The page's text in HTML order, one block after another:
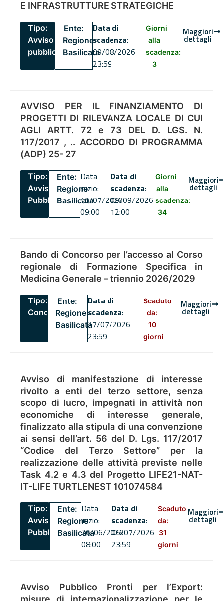
E INFRASTRUTTURE STRATEGICHE
Tipo:
Avviso
pubblico
Ente:
Regione
Basilicata
Data di
scadenza:
09/08/2026
23:59
Giorni
alla
scadenza:
3
Maggiori
dettagli
AVVISO PER IL FINANZIAMENTO DI
PROGETTI DI RILEVANZA LOCALE DI CUI
AGLI ARTT. 72 e 73 DEL D. LGS. N.
117/2017 , .. ACCORDO DI PROGRAMMA
(ADP) 25- 27
Tipo:
Avviso
Pubblico
Ente:
Regione
Basilicata
Data
inizio:
16/07/2026
09:00
Data di
scadenza:
09/09/2026
12:00
Giorni
alla
scadenza:
34
Maggiori
dettagli
Bando di Concorso per l’accesso al Corso
regionale di Formazione Specifica in
Medicina Generale – triennio 2026/2029
Tipo:
Concorsi
Ente:
Regione
Basilicata
Data di
scadenza:
27/07/2026
23:59
Scaduto
da:
10
giorni
Maggiori
dettagli
Avviso di manifestazione di interesse
rivolto a enti del terzo settore, senza
scopo di lucro, impegnati in attività non
economiche di interesse generale,
finalizzato alla stipula di una convenzione
ai sensi dell’art. 56 del D. Lgs. 117/2017
“Codice del Terzo Settore” per la
realizzazione delle attività previste nelle
Task 4.2 e 4.3 del Progetto LIFE21-NAT-
IT-LIFE TURTLENEST 101074584
Tipo:
Avviso
Pubblico
Ente:
Regione
Basilicata
Data
inizio:
26/06/2026
08:00
Data di
scadenza:
06/07/2026
23:59
Scaduto
da:
31
giorni
Maggiori
dettagli
Avviso Pubblico Pronti per l’Export:
misure di internazionalizzazione per le